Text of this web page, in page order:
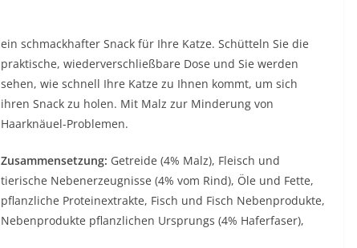
ein schmackhafter Snack für Ihre Katze. Schütteln Sie die
praktische, wiederverschließbare Dose und Sie werden
sehen, wie schnell Ihre Katze zu Ihnen kommt, um sich
ihren Snack zu holen. Mit Malz zur Minderung von
Haarknäuel-Problemen.
Zusammensetzung: Getreide (4% Malz), Fleisch und
tierische Nebenerzeugnisse (4% vom Rind), Öle und Fette,
pflanzliche Proteinextrakte, Fisch und Fisch Nebenprodukte,
Nebenprodukte pflanzlichen Ursprungs (4% Haferfaser),